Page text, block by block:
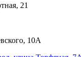
21
10А